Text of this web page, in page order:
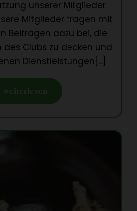
unserer Mitglieder
Mitglieder tragen mit
Beiträgen dazu bei, die
des Clubs zu decken und
Dienstleistungen[...]
weiterlesen